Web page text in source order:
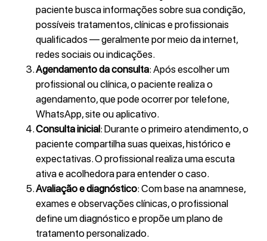
paciente busca informações sobre sua condição,
possíveis tratamentos, clínicas e profissionais
qualificados — geralmente por meio da internet,
redes sociais ou indicações.
Agendamento da consulta: Após escolher um
profissional ou clínica, o paciente realiza o
agendamento, que pode ocorrer por telefone,
WhatsApp, site ou aplicativo.
Consulta inicial: Durante o primeiro atendimento, o
paciente compartilha suas queixas, histórico e
expectativas. O profissional realiza uma escuta
ativa e acolhedora para entender o caso.
Avaliação e diagnóstico: Com base na anamnese,
exames e observações clínicas, o profissional
define um diagnóstico e propõe um plano de
tratamento personalizado.